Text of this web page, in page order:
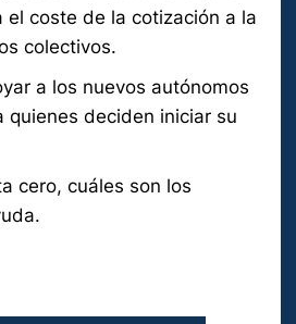
el coste de la cotización a la
colectivos.
a los nuevos autónomos
quienes deciden iniciar su
cero, cuáles son los